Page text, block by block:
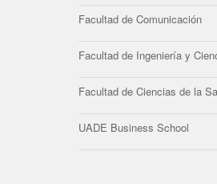
Facultad de Comunicación
Facultad de Ingeniería y
Facultad de Ciencias de la
UADE Business School